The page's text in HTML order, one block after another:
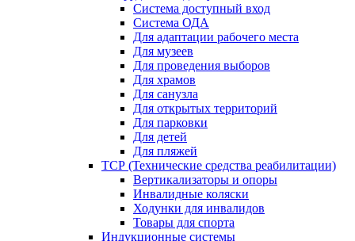
Система доступный вход
Система ОДА
Для адаптации рабочего места
Для музеев
Для проведения выборов
Для храмов
Для санузла
Для открытых территорий
Для парковки
Для детей
Для пляжей
ТСР (Технические средства реабилитации)
Вертикализаторы и опоры
Инвалидные коляски
Ходунки для инвалидов
Товары для спорта
Индукционные системы